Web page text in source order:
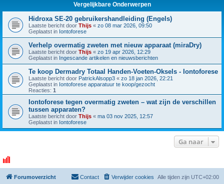
Vergelijkbare Onderwerpen
Hidroxa SE-20 gebruikershandleiding (Engels)
Laatste bericht door Thijs « zo 08 mar 2026, 09:50
Geplaatst in Iontoforese
Verhelp overmatig zweten met nieuw apparaat (miraDry)
Laatste bericht door Thijs « zo 19 apr 2026, 12:29
Geplaatst in Ingescande artikelen en nieuwsberichten
Te koop Dermadry Totaal Handen-Voeten-Oksels - Iontoforese
Laatste bericht door PatrickAlsopp3 « zo 18 jan 2026, 22:21
Geplaatst in Iontoforese apparatuur te koop/gezocht
Reacties: 1
Iontoforese tegen overmatig zweten – wat zijn de verschillen
tussen apparaten?
Laatste bericht door Thijs « ma 03 nov 2025, 12:57
Geplaatst in Iontoforese
Ga naar
Forumoverzicht Alle tijden zijn UTC+02:00
Verwijder cookies
Contact